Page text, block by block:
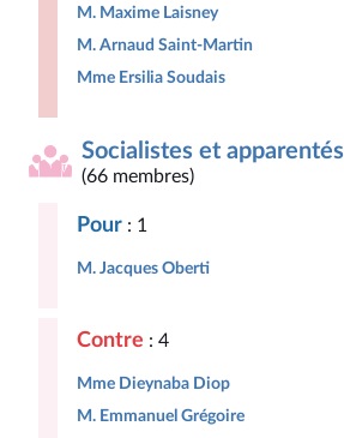
M. Maxime Laisney
M. Arnaud Saint-Martin
Mme Ersilia Soudais
Socialistes et apparentés
(66 membres)
Pour : 1
M. Jacques Oberti
Contre : 4
Mme Dieynaba Diop
M. Emmanuel Grégoire